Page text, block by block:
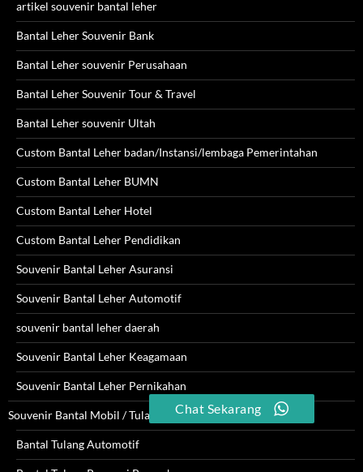
artikel souvenir bantal leher
Bantal Leher Souvenir Bank
Bantal Leher souvenir Perusahaan
Bantal Leher Souvenir Tour & Travel
Bantal Leher souvenir Ultah
Custom Bantal Leher badan/Instansi/lembaga Pemerintahan
Custom Bantal Leher BUMN
Custom Bantal Leher Hotel
Custom Bantal Leher Pendidikan
Souvenir Bantal Leher Asuransi
Souvenir Bantal Leher Automotif
souvenir bantal leher daerah
Souvenir Bantal Leher Keagamaan
Souvenir Bantal Leher Pernikahan
Souvenir Bantal Mobil / Tulang
Bantal Tulang Automotif
Chat Sekarang